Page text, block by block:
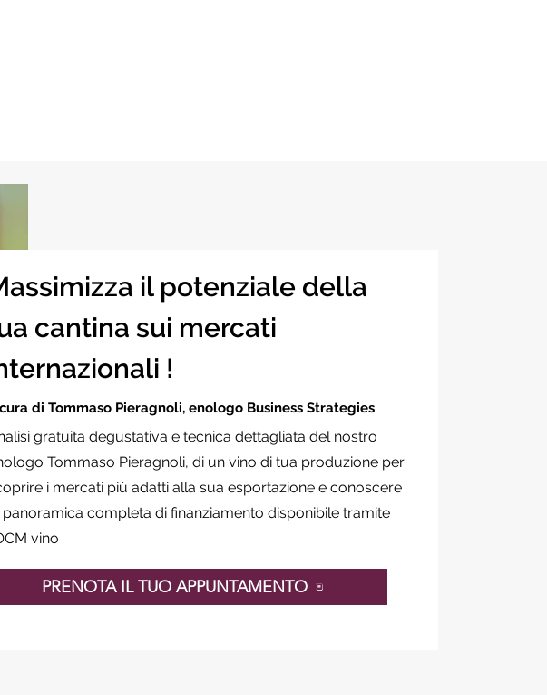
il potenziale della
cantina sui mercati
!
di Tommaso Pieragnoli, enologo Business Strategies
gratuita degustativa e tecnica dettagliata del nostro
Tommaso Pieragnoli, di un vino di tua produzione per
i mercati più adatti alla sua esportazione e conoscere
panoramica completa di finanziamento disponibile tramite
vino
PRENOTA IL TUO APPUNTAMENTO